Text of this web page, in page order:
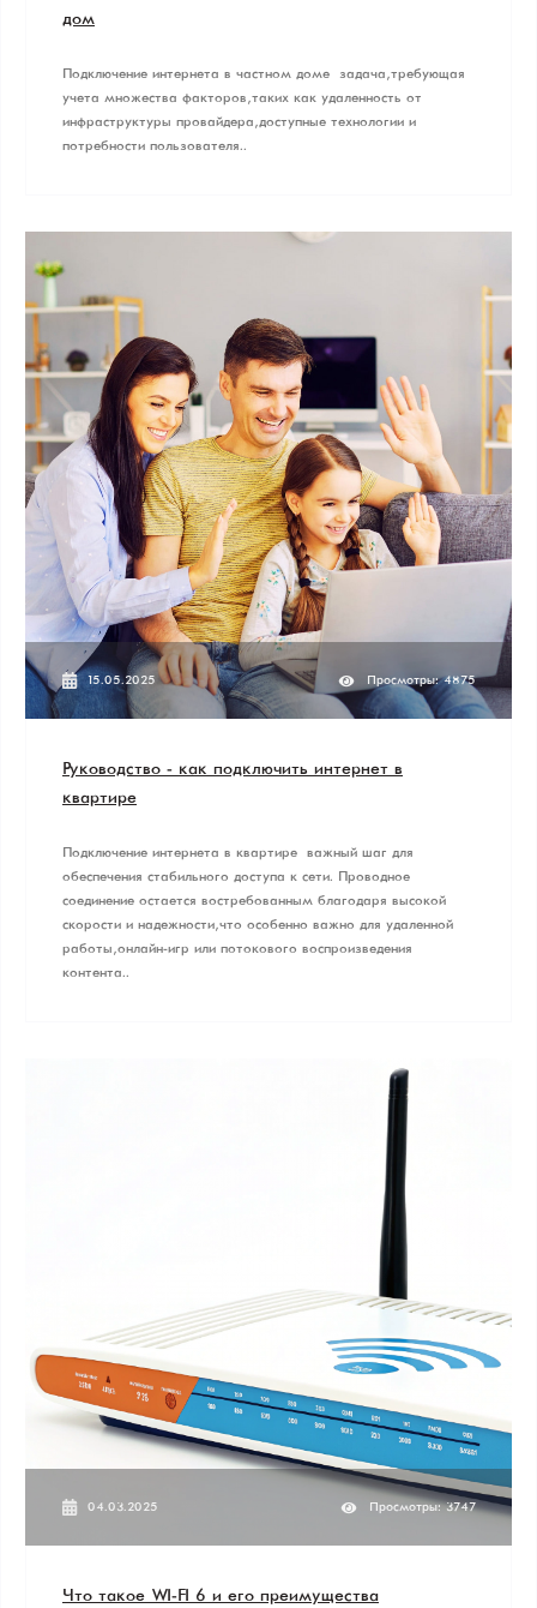
дом
Подключение интернета в частном доме – задача, требующая
учета множества факторов, таких как удаленность от
инфраструктуры провайдера, доступные технологии и
потребности пользователя..
15.05.2025 Просмотры: 4875
Руководство - как подключить интернет в
квартире
Подключение интернета в квартире – важный шаг для
обеспечения стабильного доступа к сети. Проводное
соединение остается востребованным благодаря высокой
скорости и надежности, что особенно важно для удаленной
работы, онлайн-игр или потокового воспроизведения
контента..
04.03.2025 Просмотры: 3747
Что такое WI-FI 6 и его преимущества